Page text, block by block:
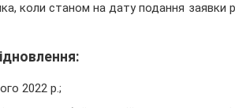
коли станом на дату подання заявки
2022 р.;